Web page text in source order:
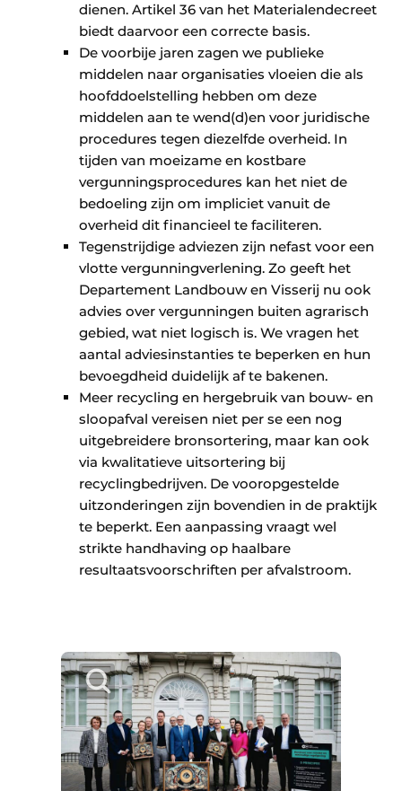
dienen. Artikel 36 van het Materialen­decreet
biedt daarvoor een correcte basis.
De voorbije jaren zagen we publieke
middelen naar organisaties vloeien die als
hoofddoelstelling hebben om deze
middelen aan te wend(d)en voor juridische
procedures tegen diezelfde overheid. In
tijden van moei­zame en kostbare
vergunningsprocedures kan het niet de
bedoeling zijn om impliciet vanuit de
overheid dit financieel te faciliteren.
Tegenstrijdige adviezen zijn nefast voor een
vlotte vergunningverlening. Zo geeft het
Departement Landbouw en Visserij nu ook
advies over vergunningen buiten agrarisch
gebied, wat niet logisch is. We vragen het
aantal adviesinstanties te beperken en hun
bevoegdheid duidelijk af te bakenen.
Meer recycling en hergebruik van bouw- en
sloopafval vereisen niet per se een nog
uitgebreidere bronsortering, maar kan ook
via kwalitatieve uitsortering bij
recyclingbedrijven. De vooropgestelde
uitzonderingen zijn boven­dien in de praktijk
te beperkt. Een aanpassing vraagt wel
strikte handhaving op haalbare
resultaatsvoorschriften per afvalstroom.